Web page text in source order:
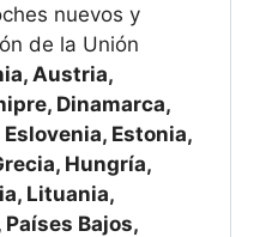
nuevos y
de la Unión
Austria,
Dinamarca,
Estonia,
Hungría,
Lituania,
Bajos,